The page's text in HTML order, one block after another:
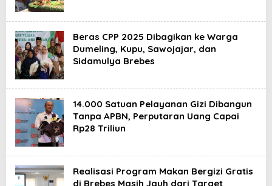
Beras CPP 2025 Dibagikan ke Warga
Dumeling, Kupu, Sawojajar, dan
Sidamulya Brebes
14.000 Satuan Pelayanan Gizi Dibangun
Tanpa APBN, Perputaran Uang Capai
Rp28 Triliun
Realisasi Program Makan Bergizi Gratis
di Brebes Masih Jauh dari Target